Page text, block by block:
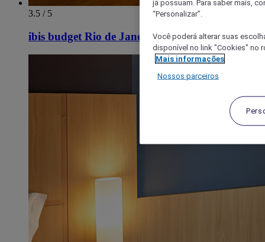
3.5 / 5
ibis budget Rio de Janeiro Centro
já possuam. Para saber mais,
“Personalizar”.
Você poderá alterar suas
disponível no link "Cookies" no
Mais informações
Nossos parceiros